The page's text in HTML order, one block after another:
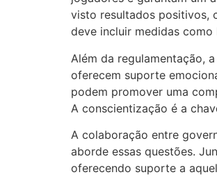
visto resultados positivos,
deve incluir medidas
Além da regulamentação,
oferecem suporte
podem promover uma
A conscientização é a
A colaboração entre
aborde essas questões.
oferecendo suporte a